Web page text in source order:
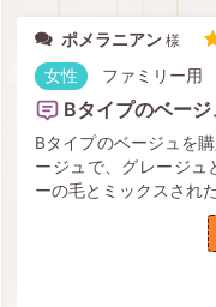
ポメラニアン
女性 ファミリー用
Bタイプのベー
Bタイプのベージュを
ージュで、グレージュ
ーの毛とミックスされ